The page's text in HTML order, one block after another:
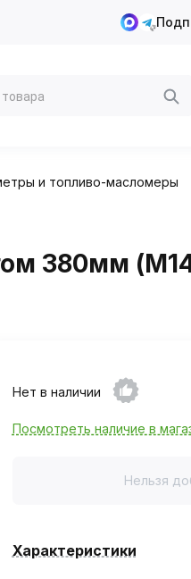
и топливо-масломеры
380мм
Нет в наличии
Посмотреть наличие в
Нельзя
Характеристики